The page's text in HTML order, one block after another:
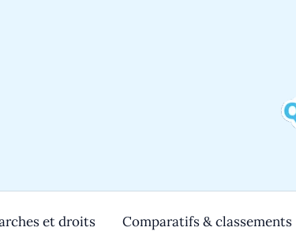
et droits Comparatifs & classements